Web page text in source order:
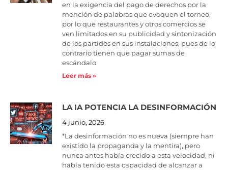
en la exigencia del pago de derechos por la
mención de palabras que evoquen el torneo,
por lo que restaurantes y otros comercios se
ven limitados en su publicidad y sintonización
de los partidos en sus instalaciones, pues de lo
contrario tienen que pagar sumas de
escándalo
Leer más »
LA IA POTENCIA LA DESINFORMACIÓN
4 junio, 2026
*La desinformación no es nueva (siempre han
existido la propaganda y la mentira), pero
nunca antes había crecido a esta velocidad, ni
había tenido esta capacidad de alcanzar a